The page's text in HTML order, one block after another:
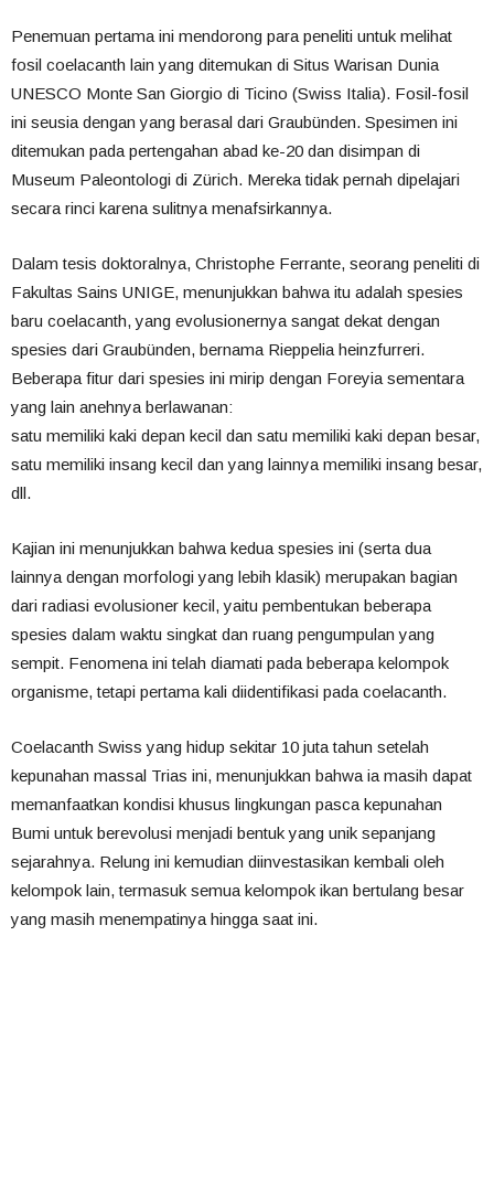
Penemuan pertama ini mendorong para peneliti untuk melihat
fosil coelacanth lain yang ditemukan di Situs Warisan Dunia
UNESCO Monte San Giorgio di Ticino (Swiss Italia). Fosil-fosil
ini seusia dengan yang berasal dari Graubünden. Spesimen ini
ditemukan pada pertengahan abad ke-20 dan disimpan di
Museum Paleontologi di Zürich. Mereka tidak pernah dipelajari
secara rinci karena sulitnya menafsirkannya.
Dalam tesis doktoralnya, Christophe Ferrante, seorang peneliti di
Fakultas Sains UNIGE, menunjukkan bahwa itu adalah spesies
baru coelacanth, yang evolusionernya sangat dekat dengan
spesies dari Graubünden, bernama Rieppelia heinzfurreri.
Beberapa fitur dari spesies ini mirip dengan Foreyia sementara
yang lain anehnya berlawanan:
satu memiliki kaki depan kecil dan satu memiliki kaki depan besar,
satu memiliki insang kecil dan yang lainnya memiliki insang besar,
dll.
Kajian ini menunjukkan bahwa kedua spesies ini (serta dua
lainnya dengan morfologi yang lebih klasik) merupakan bagian
dari radiasi evolusioner kecil, yaitu pembentukan beberapa
spesies dalam waktu singkat dan ruang pengumpulan yang
sempit. Fenomena ini telah diamati pada beberapa kelompok
organisme, tetapi pertama kali diidentifikasi pada coelacanth.
Coelacanth Swiss yang hidup sekitar 10 juta tahun setelah
kepunahan massal Trias ini, menunjukkan bahwa ia masih dapat
memanfaatkan kondisi khusus lingkungan pasca kepunahan
Bumi untuk berevolusi menjadi bentuk yang unik sepanjang
sejarahnya. Relung ini kemudian diinvestasikan kembali oleh
kelompok lain, termasuk semua kelompok ikan bertulang besar
yang masih menempatinya hingga saat ini.